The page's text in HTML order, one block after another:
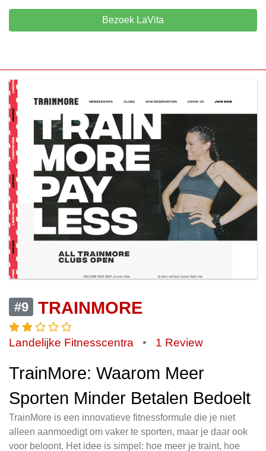
Bezoek LaVita
#9 TRAINMORE
Landelijke Fitnesscentra • 1 Review
TrainMore: Waarom Meer
Sporten Minder Betalen Bedoelt
TrainMore is een innovatieve fitnessformule die je niet
alleen aanmoedigt om vaker te sporten, maar je daar ook
voor beloont. Het idee is simpel: hoe meer je traint, hoe